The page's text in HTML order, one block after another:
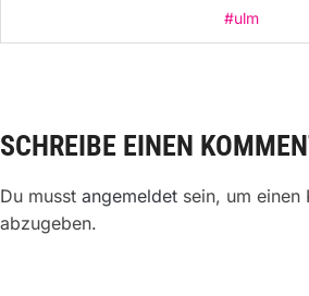
#ulm
SCHREIBE EINEN
Du musst angemeldet sein, um einen
abzugeben.